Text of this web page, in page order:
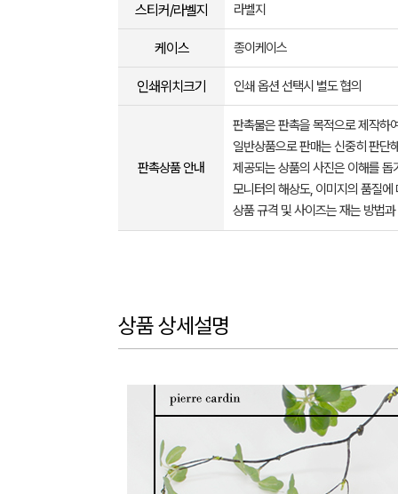
스티커/라벨지 라벨지
케이스 종이케이스
인쇄위치크기 인쇄 옵션 선택시 별도 협의
판촉상품 안내
판촉물은 판촉을 목적으로 제작하
일반상품으로 판매는 신중히 판단
제공되는 상품의 사진은 이해를
모니터의 해상도, 이미지의 품질
상품 규격 및 사이즈는 재는 방법
상품 상세설명